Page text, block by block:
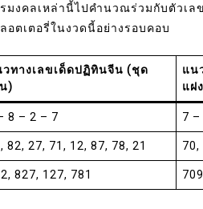
งคลเหล่านี้ไปคำนวณร่วมกับตัวเล
ตเตอรี่ในงวดนี้อย่างรอบคอบ
วทางเลขเด็ดปฏิทินจีน (ชุด
)
แน
แฝ
8 – 2 – 7 7 –
82, 27, 71, 12, 87, 78, 21 70,
827, 127, 781